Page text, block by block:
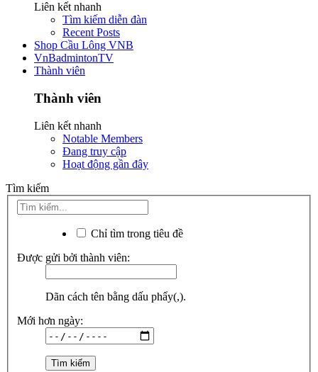
Liên kết nhanh
Tìm kiếm diễn đàn
Recent Posts
Shop Cầu Lông VNB
VnBadmintonTV
Thành viên
Thành viên
Liên kết nhanh
Notable Members
Đang truy cập
Hoạt động gần đây
Tìm kiếm
Chỉ tìm trong tiêu đề
Được gửi bởi thành viên:
Dãn cách tên bằng dấu phẩy(,).
Mới hơn ngày: